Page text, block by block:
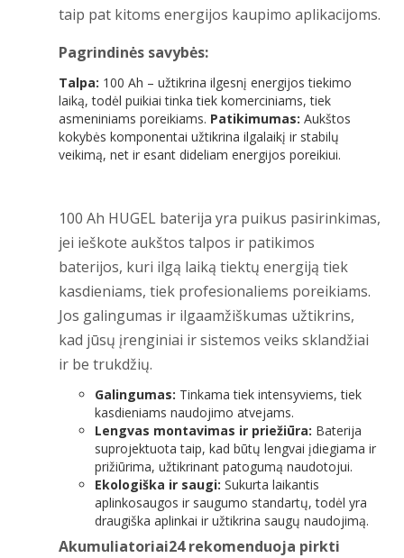
taip pat kitoms energijos kaupimo aplikacijoms.
Pagrindinės savybės:
Talpa: 100 Ah – užtikrina ilgesnį energijos tiekimo
laiką, todėl puikiai tinka tiek komerciniams, tiek
asmeniniams poreikiams. Patikimumas: Aukštos
kokybės komponentai užtikrina ilgalaikį ir stabilų
veikimą, net ir esant dideliam energijos poreikiui.
100 Ah HUGEL baterija yra puikus pasirinkimas,
jei ieškote aukštos talpos ir patikimos
baterijos, kuri ilgą laiką tiektų energiją tiek
kasdieniams, tiek profesionaliems poreikiams.
Jos galingumas ir ilgaamžiškumas užtikrins,
kad jūsų įrenginiai ir sistemos veiks sklandžiai
ir be trukdžių.
Galingumas: Tinkama tiek intensyviems, tiek
kasdieniams naudojimo atvejams.
Lengvas montavimas ir priežiūra: Baterija
suprojektuota taip, kad būtų lengvai įdiegiama ir
prižiūrima, užtikrinant patogumą naudotojui.
Ekologiška ir saugi: Sukurta laikantis
aplinkosaugos ir saugumo standartų, todėl yra
draugiška aplinkai ir užtikrina saugų naudojimą.
Akumuliatoriai24 rekomenduoja pirkti